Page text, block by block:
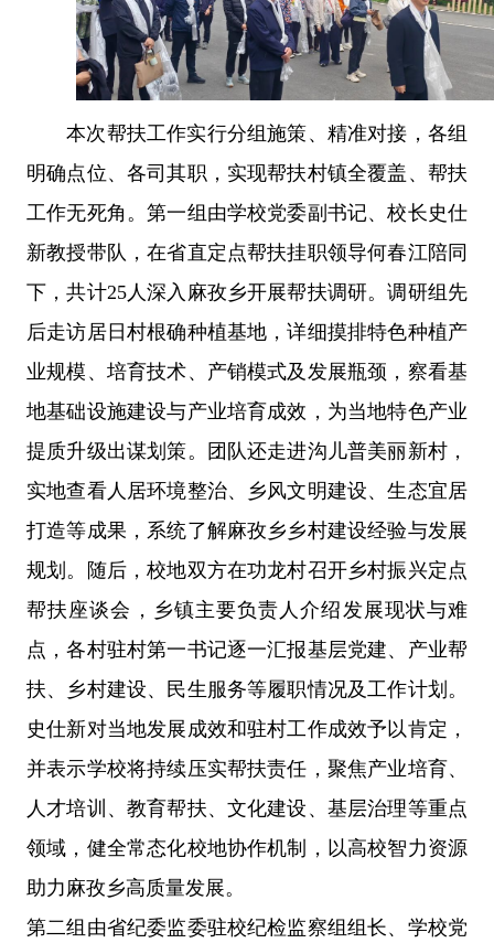
本次帮扶工作实行分组施策、精准对接，各组
明确点位、各司其职，实现帮扶村镇全覆盖、帮扶
工作无死角。第一组由学校党委副书记、校长史仕
新教授带队，在省直定点帮扶挂职领导何春江陪同
下，共计25人深入麻孜乡开展帮扶调研。调研组先
后走访居日村根确种植基地，详细摸排特色种植产
业规模、培育技术、产销模式及发展瓶颈，察看基
地基础设施建设与产业培育成效，为当地特色产业
提质升级出谋划策。团队还走进沟儿普美丽新村，
实地查看人居环境整治、乡风文明建设、生态宜居
打造等成果，系统了解麻孜乡乡村建设经验与发展
规划。随后，校地双方在功龙村召开乡村振兴定点
帮扶座谈会，乡镇主要负责人介绍发展现状与难
点，各村驻村第一书记逐一汇报基层党建、产业帮
扶、乡村建设、民生服务等履职情况及工作计划。
史仕新对当地发展成效和驻村工作成效予以肯定，
并表示学校将持续压实帮扶责任，聚焦产业培育、
人才培训、教育帮扶、文化建设、基层治理等重点
领域，健全常态化校地协作机制，以高校智力资源
助力麻孜乡高质量发展。
第二组由省纪委监委驻校纪检监察组组长、学校党